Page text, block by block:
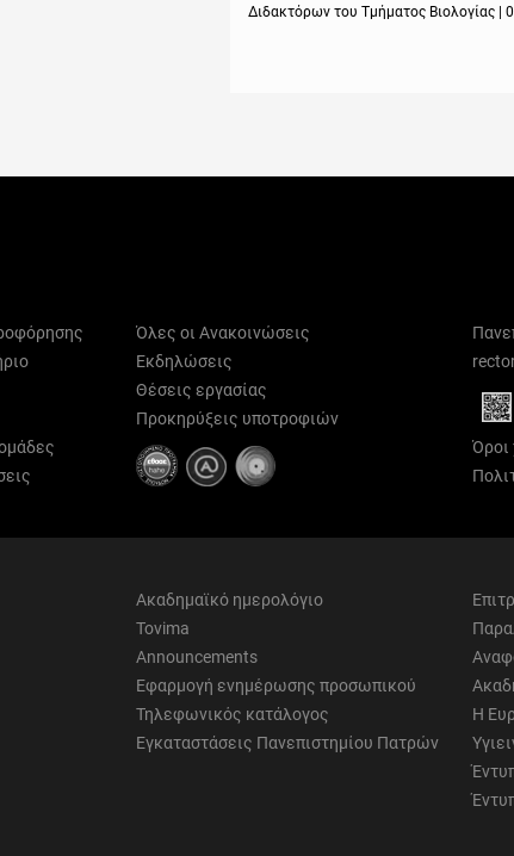
post:
Διδακτόρων του Τμήματος Βιολογίας |
Όλες οι Ανακοινώσεις
Εκδηλώσεις
Θέσεις εργασίας
Προκηρύξεις υποτροφιών
Όροι
Ακαδημαϊκό ημερολόγιο
Tovima
Announcements
Εφαρμογή ενημέρωσης προσωπικού
Τηλεφωνικός κατάλογος
Εγκαταστάσεις Πανεπιστημίου Πατρών
Η